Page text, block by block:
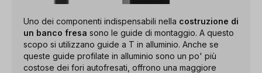
Uno dei componenti indispensabili nella costruzione di
un banco fresa sono le guide di montaggio. A questo
scopo si utilizzano guide a T in alluminio. Anche se
queste guide profilate in alluminio sono un po' più
costose dei fori autofresati, offrono una maggiore